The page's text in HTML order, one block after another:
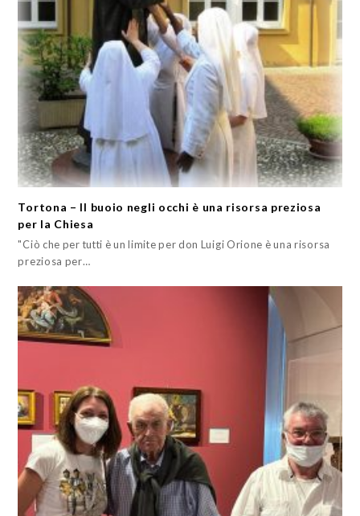
Tortona – Il buoio negli occhi è una risorsa preziosa
per la Chiesa
"Ciò che per tutti è un limite per don Luigi Orione è una risorsa
preziosa per…